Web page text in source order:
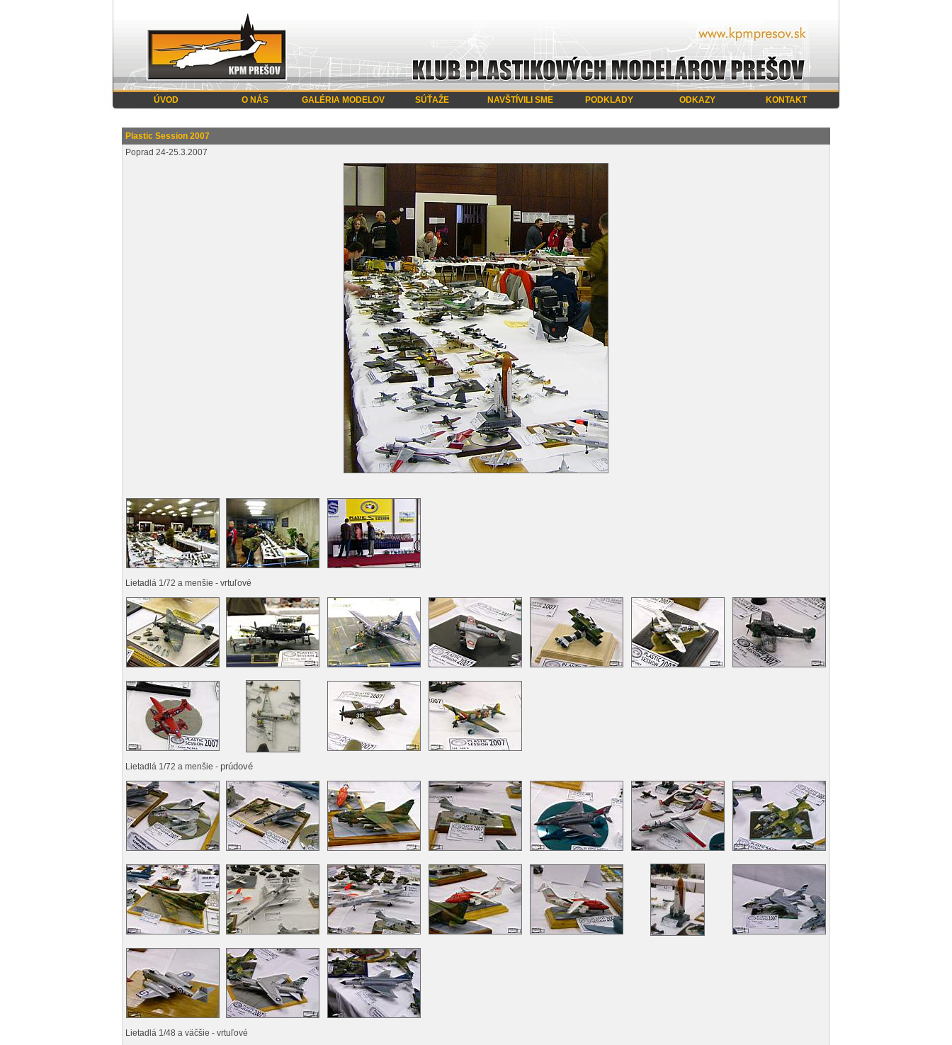
ÚVOD O NÁS GALÉRIA MODELOV SÚŤAŽE NAVŠTÍVILI SME PODKLADY ODKAZY KONTAKT
Plastic Session 2007
Poprad 24-25.3.2007
Lietadlá 1/72 a menšie - vrtuľové
Lietadlá 1/72 a menšie - prúdové
Lietadlá 1/48 a väčšie - vrtuľové